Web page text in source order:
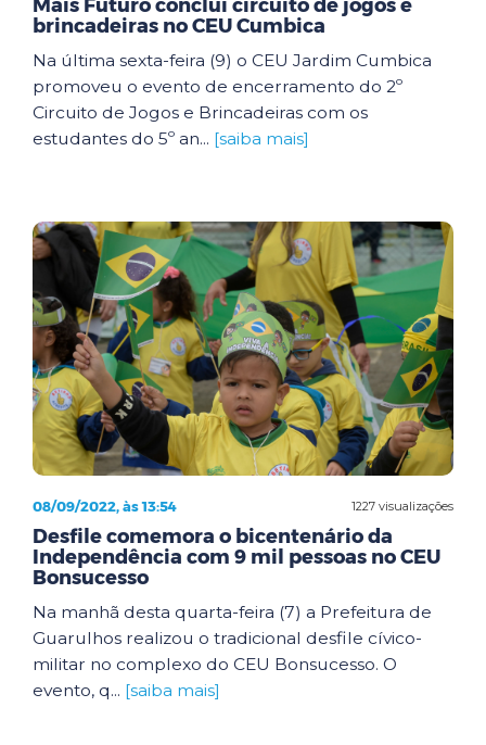
Mais Futuro conclui circuito de jogos e
brincadeiras no CEU Cumbica
Na última sexta-feira (9) o CEU Jardim Cumbica
promoveu o evento de encerramento do 2º
Circuito de Jogos e Brincadeiras com os
estudantes do 5º an... [saiba mais]
1227 visualizações
08/09/2022, às 13:54
Desfile comemora o bicentenário da
Independência com 9 mil pessoas no CEU
Bonsucesso
Na manhã desta quarta-feira (7) a Prefeitura de
Guarulhos realizou o tradicional desfile cívico-
militar no complexo do CEU Bonsucesso. O
evento, q... [saiba mais]